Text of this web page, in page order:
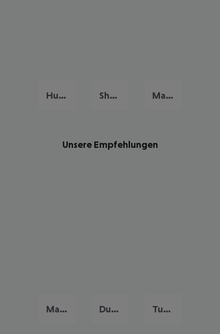
Hurghada Sharm El Sheikh Marsa Alam
Unsere Empfehlungen
Marokko Urlaub Dubai Urlaub Tunesien Urlaub